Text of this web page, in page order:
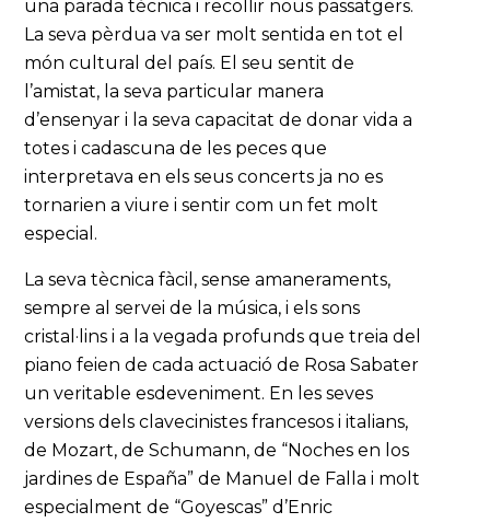
una parada tècnica i recollir nous passatgers.
La seva pèrdua va ser molt sentida en tot el
món cultural del país. El seu sentit de
l’amistat, la seva particular manera
d’ensenyar i la seva capacitat de donar vida a
totes i cadascuna de les peces que
interpretava en els seus concerts ja no es
tornarien a viure i sentir com un fet molt
especial.
La seva tècnica fàcil, sense amaneraments,
sempre al servei de la música, i els sons
cristal·lins i a la vegada profunds que treia del
piano feien de cada actuació de Rosa Sabater
un veritable esdeveniment. En les seves
versions dels clavecinistes francesos i italians,
de Mozart, de Schumann, de “Noches en los
jardines de España” de Manuel de Falla i molt
especialment de “Goyescas” d’Enric